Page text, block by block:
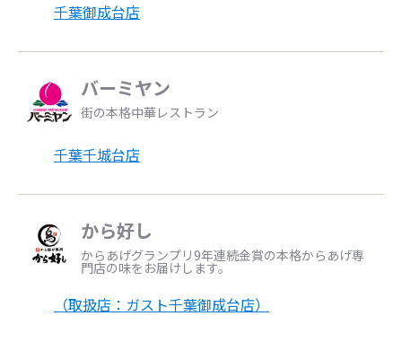
千葉御成台店
バーミヤン
街の本格中華レストラン
千葉千城台店
から好し
からあげグランプリ9年連続金賞の本格からあげ専
門店の味をお届けします。
（取扱店：ガスト千葉御成台店）